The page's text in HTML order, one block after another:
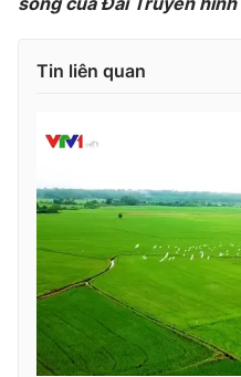
Cơ quan báo chí:Thời báo
Giấy phép hoạt động báo in
cấp ngày 29/12/2023
Tổng Biên tập:
Vũ Thanh Thủy
Phó Tổng Biên tập: Nguyễn
Nguyễn Trọng Ninh
Tổng đài VTV: 024.38 355
Tin liên quan